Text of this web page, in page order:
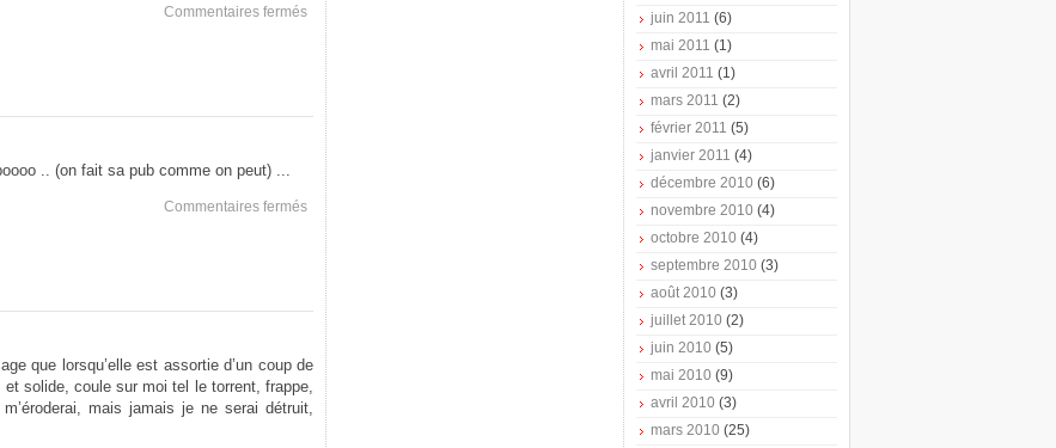
Commentaires ferméssur
Enter
The
Matrix
.. (on fait sa pub comme on peut) ...
Commentaires ferméssur
New
que lorsqu’elle est assortie d’un coup de
solide, coule sur moi tel le torrent, frappe,
mais jamais je ne serai détruit,
juin 2011 (6)
mai 2011 (1)
avril 2011 (1)
mars 2011 (2)
février 2011 (5)
janvier 2011 (4)
décembre 2010 (6)
novembre 2010 (4)
octobre 2010 (4)
septembre 2010 (3)
août 2010 (3)
juillet 2010 (2)
juin 2010 (5)
mai 2010 (9)
avril 2010 (3)
mars 2010 (25)